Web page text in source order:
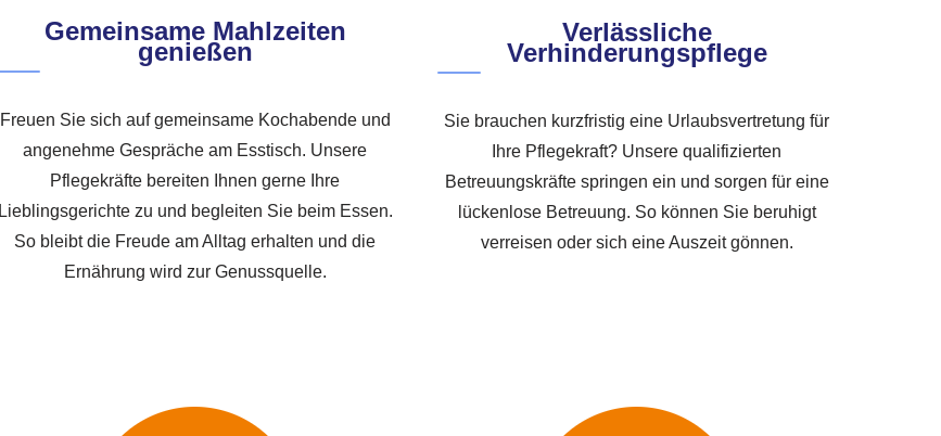
Gemeinsame Mahlzeiten
genießen
Freuen Sie sich auf gemeinsame Kochabende und
angenehme Gespräche am Esstisch. Unsere
Pflegekräfte bereiten Ihnen gerne Ihre
Lieblingsgerichte zu und begleiten Sie beim Essen.
So bleibt die Freude am Alltag erhalten und die
Ernährung wird zur Genussquelle.
Verlässliche
Verhinderungspflege
Sie brauchen kurzfristig eine Urlaubsvertretung für
Ihre Pflegekraft? Unsere qualifizierten
Betreuungskräfte springen ein und sorgen für eine
lückenlose Betreuung. So können Sie beruhigt
verreisen oder sich eine Auszeit gönnen.